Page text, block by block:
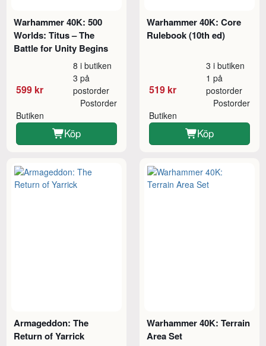
Warhammer 40K: 500
Worlds: Titus – The
Battle for Unity Begins
599 kr
8 i butiken
3 på
postorder
Butiken
Postorder
Köp
Warhammer 40K: Core
Rulebook (10th ed)
519 kr
3 i butiken
1 på
postorder
Butiken
Postorder
Köp
Armageddon: The
Return of Yarrick
Warhammer 40K: Terrain
Area Set